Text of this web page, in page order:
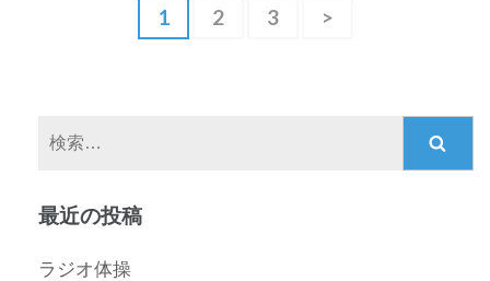
ョ
ン
固
定
1
固
2
固
3 >
最近の投稿
ラジオ体操